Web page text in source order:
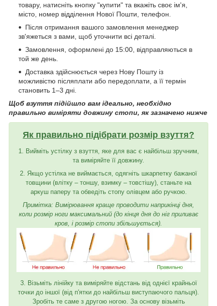
товару, натисніть кнопку "купити" та вкажіть своє ім'я,
місто, номер відділення Нової Пошти, телефон.
Після отримання вашого замовлення менеджер
зв'яжеться з вами, щоб уточнити всі деталі.
Замовлення, оформлені до 15:00, відправляються в
той же день.
Доставка здійснюється через Нову Пошту із
можливістю післяплати або передоплати, а її термін
становить 1–3 дні.
Щоб взуття підійшло вам ідеально, необхідно
правильно виміряти довжину стопи, як зазначено нижче
Як правильно підібрати розмір взуття?
1. Вийміть устілку з взуття, яке для вас є найбільш зручним,
та виміряйте її довжину.
2. Якщо устілка не виймається, одягніть шкарпетку бажаної
товщини (влітку – тоншу, взимку – товстішу), станьте на
аркуш паперу та обведіть стопу олівцем або ручкою.
Примітка: Вимірювання краще проводити наприкінці дня,
коли розмір ноги максимальний (до кінця дня до ніг приливає
кров, і розмір стопи збільшується).
3. Візьміть лінійку та виміряйте відстань від однієї крайньої
точки до іншої (від п'ятки до найбільш виступаючого пальця).
Зробіть те саме з другою ногою. За основу візьміть